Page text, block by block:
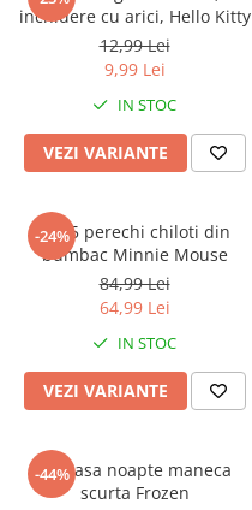
inchidere cu arici, Hello Kitty
12,99 Lei
9,99 Lei
IN STOC
VEZI VARIANTE
-24%
Set 5 perechi chiloti din
bumbac Minnie Mouse
84,99 Lei
64,99 Lei
IN STOC
VEZI VARIANTE
-44%
Camasa noapte maneca
scurta Frozen